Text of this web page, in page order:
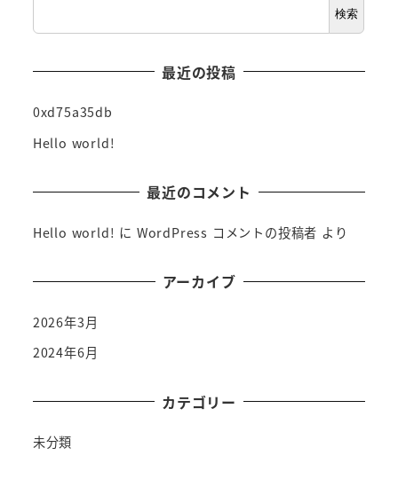
検索
最近の投稿
0xd75a35db
Hello world!
最近のコメント
Hello world! に WordPress コメントの投稿者 より
アーカイブ
2026年3月
2024年6月
カテゴリー
未分類